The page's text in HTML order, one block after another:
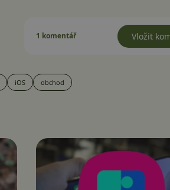
1 komentář Vložit
iOS obchod